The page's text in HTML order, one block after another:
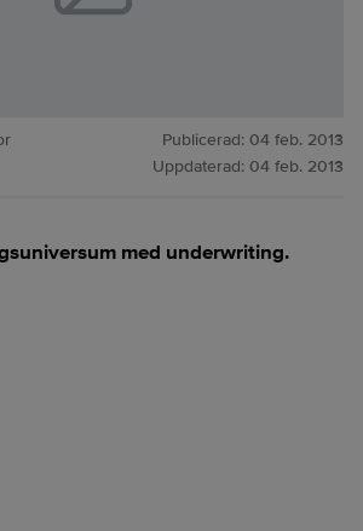
Publicerad: 04 feb. 2013
Uppdaterad: 04 feb. 2013
med underwriting.